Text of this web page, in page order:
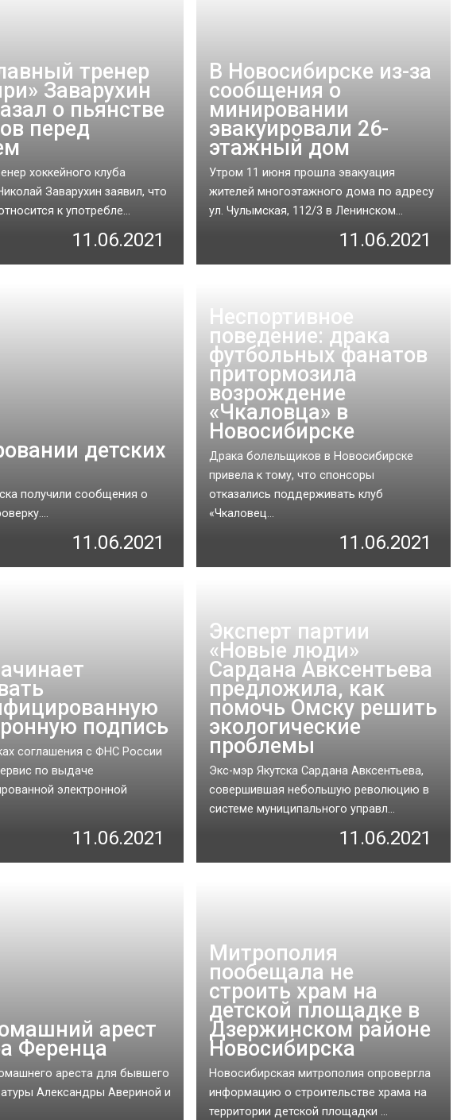
тренер
Заварухин
о пьянстве
перед
хоккейного клуба
Заварухин заявил, что
к употребле...
11.06.2021
В Новосибирске из-за
сообщения о
минировании
эвакуировали 26-
этажный дом
Утром 11 июня прошла эвакуация
жителей многоэтажного дома по адресу
ул. Чулымская, 112/3 в Ленинском...
11.06.2021
детских
получили сообщения о
11.06.2021
Неспортивное
поведение: драка
футбольных фанатов
притормозила
возрождение
«Чкаловца» в
Новосибирске
Драка болельщиков в Новосибирске
привела к тому, что спонсоры
отказались поддерживать клуб
«Чкаловец...
11.06.2021
подпись
соглашения с ФНС России
по выдаче
электронной
11.06.2021
Эксперт партии
«Новые люди»
Сардана Авксентьева
предложила, как
помочь Омску решить
экологические
проблемы
Экс-мэр Якутска Сардана Авксентьева,
совершившая небольшую революцию в
системе муниципального управл...
11.06.2021
арест
Ференца
ареста для бывшего
Александры Авериной и
Митрополия
пообещала не
строить храм на
детской площадке в
Дзержинском районе
Новосибирска
Новосибирская митрополия опровергла
информацию о строительстве храма на
территории детской площадки ...